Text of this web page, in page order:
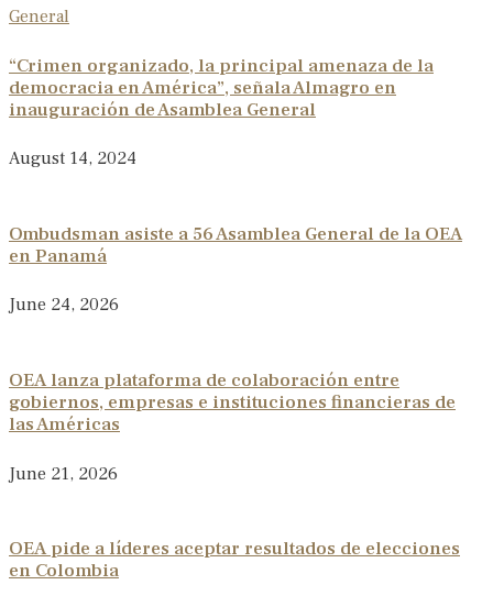
“Crimen organizado, la principal amenaza de la
democracia en América”, señala Almagro en
inauguración de Asamblea General
August 14, 2024
Ombudsman asiste a 56 Asamblea General de la OEA
en Panamá
June 24, 2026
OEA lanza plataforma de colaboración entre
gobiernos, empresas e instituciones financieras de
las Américas
June 21, 2026
OEA pide a líderes aceptar resultados de elecciones
en Colombia